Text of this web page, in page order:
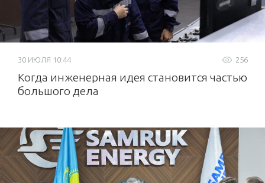
256
30 ИЮЛЯ 10:44
Когда инженерная идея становится частью
большого дела